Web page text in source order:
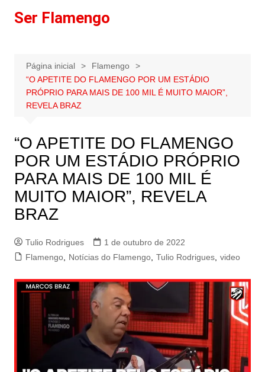
paraSer Flamengo
Página inicial
Flamengo
“O APETITE DO FLAMENGO POR UM ESTÁDIO
PRÓPRIO PARA MAIS DE 100 MIL É MUITO MAIOR”,
REVELA BRAZ
“O APETITE DO FLAMENGO
POR UM ESTÁDIO PRÓPRIO
PARA MAIS DE 100 MIL É
MUITO MAIOR”, REVELA
BRAZ
Tulio Rodrigues
1 de outubro de 2022
Flamengo, Notícias do Flamengo, Tulio Rodrigues, video